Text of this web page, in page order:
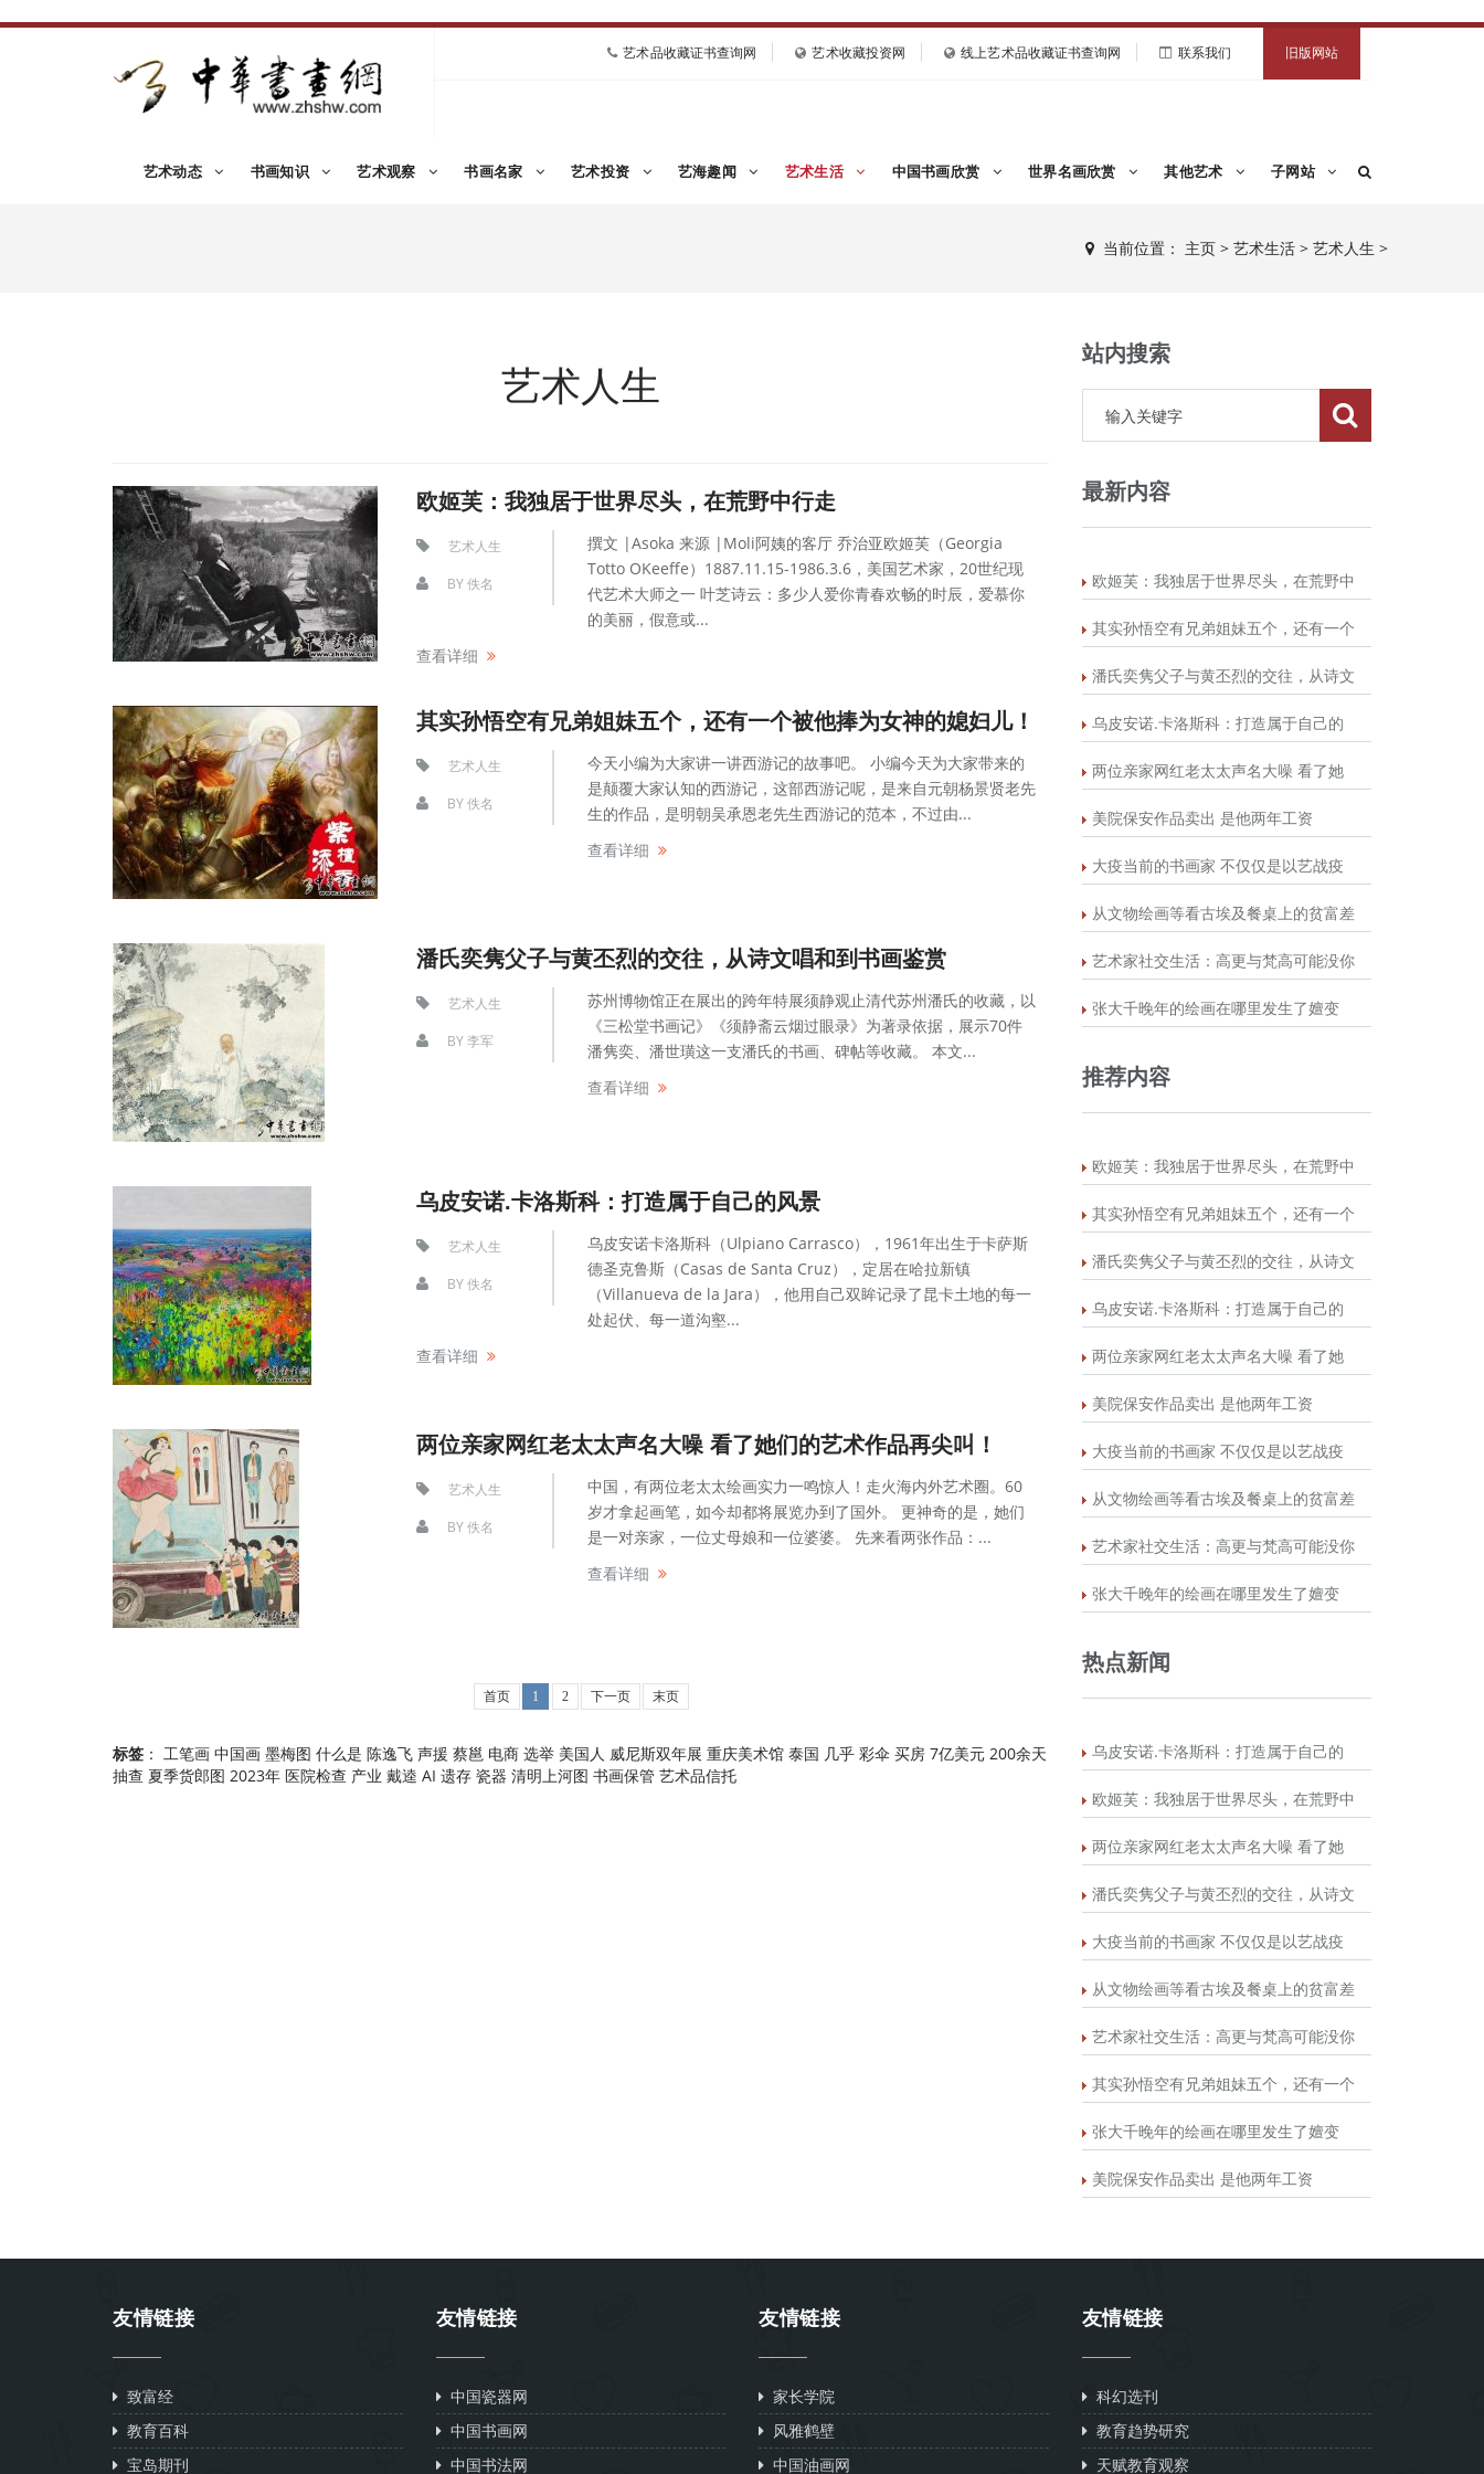
艺术品收藏证书查询网 艺术收藏投资网 线上艺术品收藏证书查询网 联系我们 旧版网站
艺术动态 书画知识 艺术观察 书画名家 艺术投资 艺海趣闻 艺术生活 中国书画欣赏 世界名画欣赏 其他艺术 子网站
当前位置： 主页 > 艺术生活 > 艺术人生 >
艺术人生
欧姬芙：我独居于世界尽头，在荒野中行走
艺术人生
BY佚名
撰文 |Asoka 来源 |Moli阿姨的客厅 乔治亚欧姬芙（Georgia
Totto OKeeffe）1887.11.15-1986.3.6，美国艺术家，20世纪现
代艺术大师之一 叶芝诗云：多少人爱你青春欢畅的时辰，爱慕你
的美丽，假意或...
查看详细
其实孙悟空有兄弟姐妹五个，还有一个被他捧为女神的媳妇儿！
艺术人生
BY佚名
今天小编为大家讲一讲西游记的故事吧。 小编今天为大家带来的
是颠覆大家认知的西游记，这部西游记呢，是来自元朝杨景贤老先
生的作品，是明朝吴承恩老先生西游记的范本，不过由...
查看详细
潘氏奕隽父子与黄丕烈的交往，从诗文唱和到书画鉴赏
艺术人生
BY李军
苏州博物馆正在展出的跨年特展须静观止清代苏州潘氏的收藏，以
《三松堂书画记》《须静斋云烟过眼录》为著录依据，展示70件
潘隽奕、潘世璜这一支潘氏的书画、碑帖等收藏。 本文...
查看详细
乌皮安诺.卡洛斯科：打造属于自己的风景
艺术人生
BY佚名
乌皮安诺卡洛斯科（Ulpiano Carrasco），1961年出生于卡萨斯
德圣克鲁斯（Casas de Santa Cruz），定居在哈拉新镇
（Villanueva de la Jara），他用自己双眸记录了昆卡土地的每一
处起伏、每一道沟壑...
查看详细
两位亲家网红老太太声名大噪 看了她们的艺术作品再尖叫！
艺术人生
BY佚名
中国，有两位老太太绘画实力一鸣惊人！走火海内外艺术圈。60
岁才拿起画笔，如今却都将展览办到了国外。 更神奇的是，她们
是一对亲家，一位丈母娘和一位婆婆。 先来看两张作品：...
查看详细
首页 1 2 下一页 末页
标签 ： 工笔画 中国画 墨梅图 什么是 陈逸飞 声援 蔡邕 电商 选举 美国人 威尼斯双年展 重庆美术馆 泰国 几乎 彩伞 买房 7亿美元 200余天
抽查 夏季货郎图 2023年 医院检查 产业 戴逵 AI 遗存 瓷器 清明上河图 书画保管 艺术品信托
站内搜索
最新内容
欧姬芙：我独居于世界尽头，在荒野中
其实孙悟空有兄弟姐妹五个，还有一个
潘氏奕隽父子与黄丕烈的交往，从诗文
乌皮安诺.卡洛斯科：打造属于自己的
两位亲家网红老太太声名大噪 看了她
美院保安作品卖出 是他两年工资
大疫当前的书画家 不仅仅是以艺战疫
从文物绘画等看古埃及餐桌上的贫富差
艺术家社交生活：高更与梵高可能没你
张大千晚年的绘画在哪里发生了嬗变
推荐内容
欧姬芙：我独居于世界尽头，在荒野中
其实孙悟空有兄弟姐妹五个，还有一个
潘氏奕隽父子与黄丕烈的交往，从诗文
乌皮安诺.卡洛斯科：打造属于自己的
两位亲家网红老太太声名大噪 看了她
美院保安作品卖出 是他两年工资
大疫当前的书画家 不仅仅是以艺战疫
从文物绘画等看古埃及餐桌上的贫富差
艺术家社交生活：高更与梵高可能没你
张大千晚年的绘画在哪里发生了嬗变
热点新闻
乌皮安诺.卡洛斯科：打造属于自己的
欧姬芙：我独居于世界尽头，在荒野中
两位亲家网红老太太声名大噪 看了她
潘氏奕隽父子与黄丕烈的交往，从诗文
大疫当前的书画家 不仅仅是以艺战疫
从文物绘画等看古埃及餐桌上的贫富差
艺术家社交生活：高更与梵高可能没你
其实孙悟空有兄弟姐妹五个，还有一个
张大千晚年的绘画在哪里发生了嬗变
美院保安作品卖出 是他两年工资
友情链接
致富经
教育百科
宝岛期刊
友情链接
中国瓷器网
中国书画网
中国书法网
友情链接
家长学院
风雅鹤壁
中国油画网
友情链接
科幻选刊
教育趋势研究
天赋教育观察